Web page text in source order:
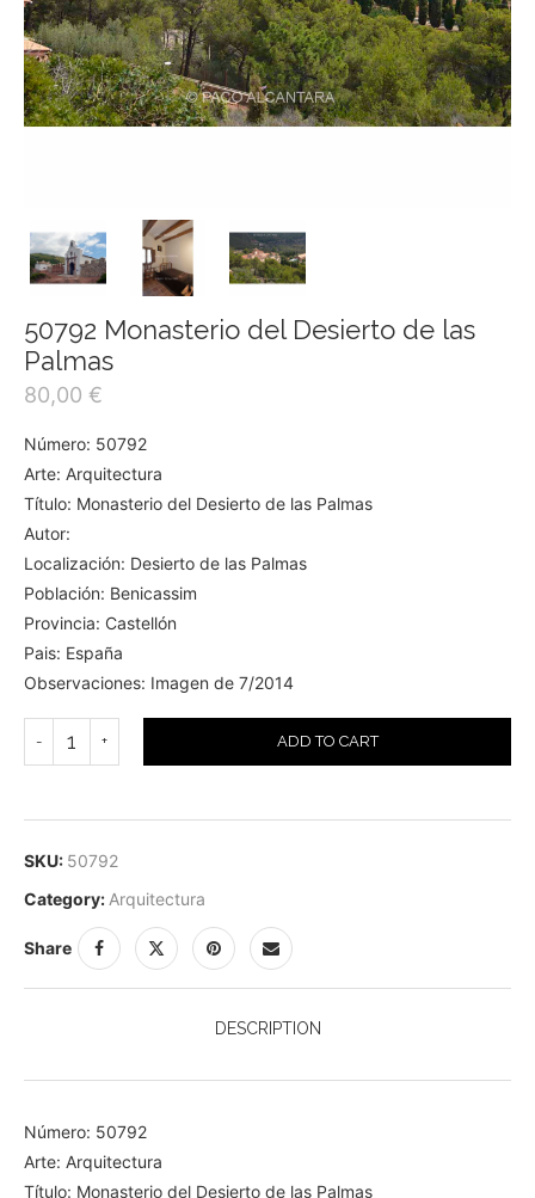
50792 Monasterio del Desierto de las
Palmas
80,00 €
Número: 50792
Arte: Arquitectura
Título: Monasterio del Desierto de las Palmas
Autor:
Localización: Desierto de las Palmas
Población: Benicassim
Provincia: Castellón
Pais: España
Observaciones: Imagen de 7/2014
ADD TO CART
SKU: 50792
Category: Arquitectura
Share
DESCRIPTION
Número: 50792
Arte: Arquitectura
Título: Monasterio del Desierto de las Palmas